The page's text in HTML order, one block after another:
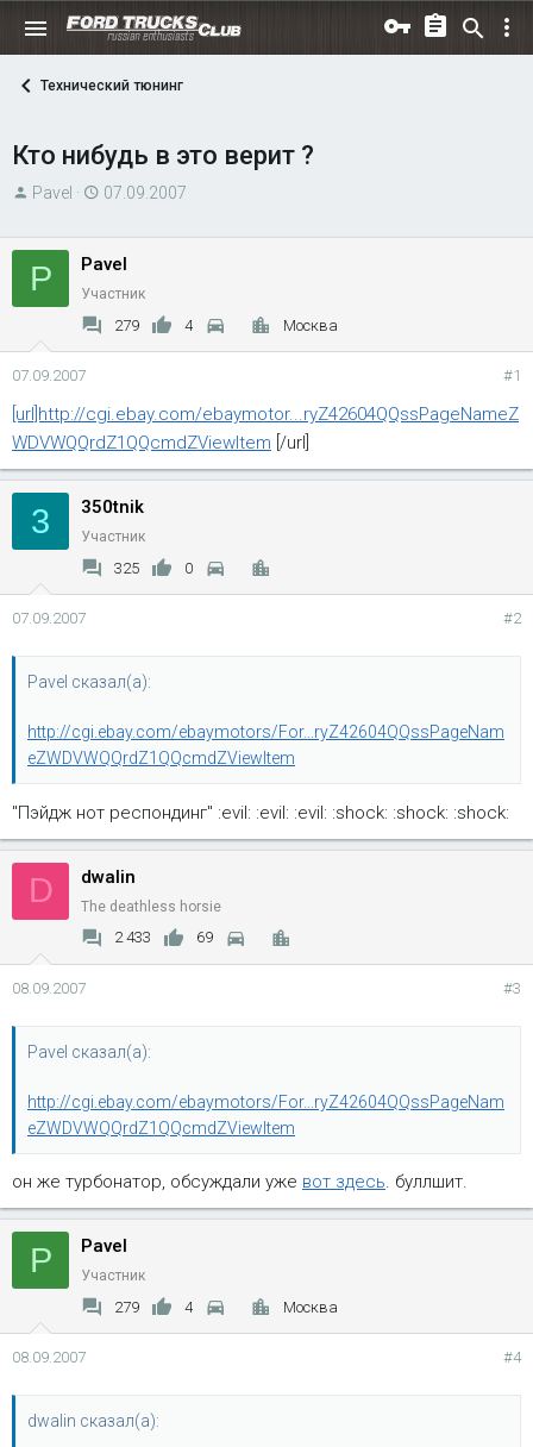
Технический тюнинг
Кто нибудь в это верит ?
А
т
о
р
е
м
ы
Pavel
Д
т
а
н
ч
а
07.09.2007
P Pavel
Участник
279 4 Москва
07.09.2007 #1
[url]http://cgi.ebay.com/ebaymotor...ryZ42604QQssPageNameZ
WDVWQQrdZ1QQcmdZViewItem [/url]
3 350tnik
Участник
325 0
07.09.2007 #2
Pavel сказал(а):
http://cgi.ebay.com/ebaymotors/For...ryZ42604QQssPageNam
eZWDVWQQrdZ1QQcmdZViewItem
"Пэйдж нот респондинг" :evil: :evil: :evil: :shock: :shock: :shock:
D dwalin
The deathless horsie
2 433 69
08.09.2007 #3
Pavel сказал(а):
http://cgi.ebay.com/ebaymotors/For...ryZ42604QQssPageNam
eZWDVWQQrdZ1QQcmdZViewItem
он же турбонатор, обсуждали уже вот здесь. буллшит.
P Pavel
Участник
279 4 Москва
08.09.2007 #4
dwalin сказал(а):